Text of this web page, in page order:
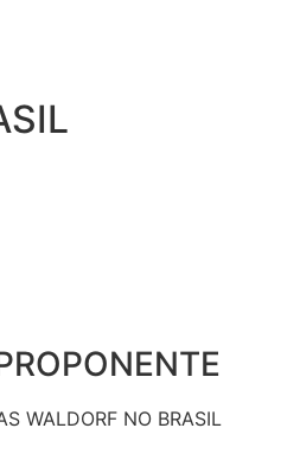
WALDORF NO BRASIL